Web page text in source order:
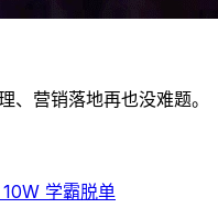
、营销落地再也没难题。
学霸脱单